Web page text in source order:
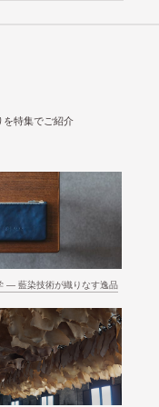
を特集でご紹介
― 藍染技術が織りなす逸品